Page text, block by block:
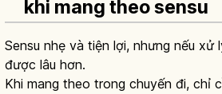
khi mang theo sensu
Sensu nhẹ và tiện lợi, nhưng nếu xử
được lâu hơn.
Khi mang theo trong chuyến đi, chỉ